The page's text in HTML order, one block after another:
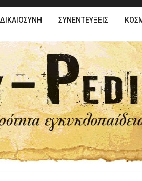
ΔΙΚΑΙΟΣΎΝΗ ΣΥΝΕΝΤΕΎΞΕΙΣ